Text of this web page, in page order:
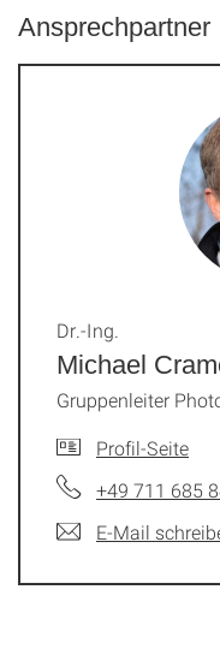
Ansprechpartner
Michael
Dr.-Ing.
Gruppenleiter
Profil-Seite
+49 711 685
E-Mail